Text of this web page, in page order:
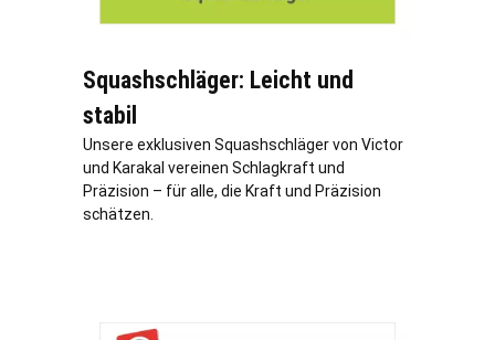
Squashschläger: Leicht und
stabil
Unsere exklusiven Squashschläger von Victor
und Karakal vereinen Schlagkraft und
Präzision – für alle, die Kraft und Präzision
schätzen.